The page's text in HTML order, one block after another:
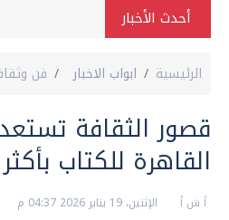
أحدث الأخبار
الرئيسية ابواب الاخبار فن
قصور الثقافة
القاهرة للكتاب بأكثر من 130
أ ش أ الإثنين، 19 يناير 2026 04:37 م